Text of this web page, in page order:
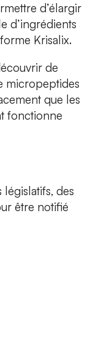
d’élargir
d’ingrédients
Krisalix.
de
micropeptides
que les
fonctionne
législatifs, des
être notifié